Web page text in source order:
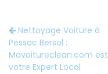
Nettoyage Voiture à
Pessac Bersol :
Mavoitureclean.com est
votre Expert Local